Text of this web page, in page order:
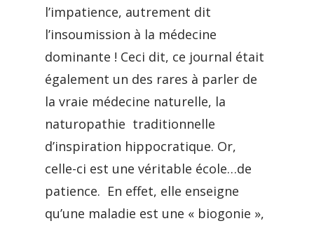
l’impatience, autrement dit
l’insoumission à la médecine
dominante ! Ceci dit, ce journal était
également un des rares à parler de
la vraie médecine naturelle, la
naturopathie traditionnelle
d’inspiration hippocratique. Or,
celle-ci est une véritable école…de
patience. En effet, elle enseigne
qu’une maladie est une « biogonie »,